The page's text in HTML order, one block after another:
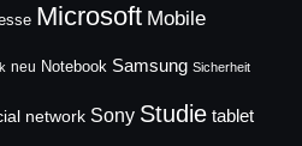
Microsoft Mobile
neu Notebook Samsung Sicherheit
network Sony Studie tablet